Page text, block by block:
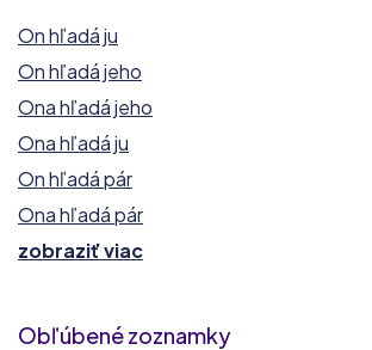
On hľadá ju
On hľadá jeho
Ona hľadá jeho
Ona hľadá ju
On hľadá pár
Ona hľadá pár
zobraziť viac
Obľúbené zoznamky